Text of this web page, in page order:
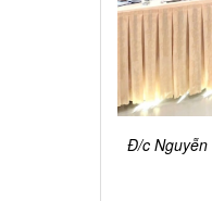
Đ/c Nguyễn